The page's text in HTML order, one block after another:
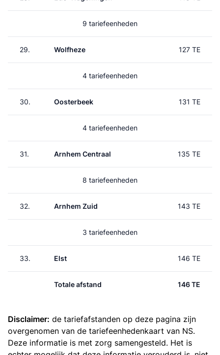
9 tariefeenheden
29. Wolfheze 127 TE
4 tariefeenheden
30. Oosterbeek 131 TE
4 tariefeenheden
31. Arnhem Centraal 135 TE
8 tariefeenheden
32. Arnhem Zuid 143 TE
3 tariefeenheden
33. Elst 146 TE
Totale afstand 146 TE
Disclaimer: de tariefafstanden op deze pagina zijn
overgenomen van de tariefeenhedenkaart van NS.
Deze informatie is met zorg samengesteld. Het is